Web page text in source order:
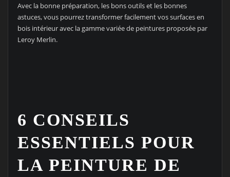
Avec la bonne préparation, les bons outils et les bonnes
astuces, vous pourrez transformer facilement vos surfaces en
bois intérieur avec la gamme variée de peintures proposée par
Leroy Merlin.
6 CONSEILS
ESSENTIELS POUR
LA PEINTURE DE